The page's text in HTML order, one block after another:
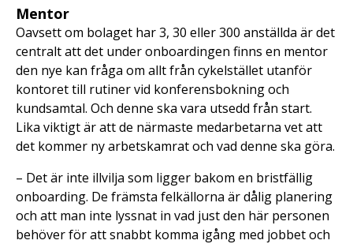
Mentor
Oavsett om bolaget har 3, 30 eller 300 anställda är det
centralt att det under onboardingen finns en mentor
den nye kan fråga om allt från cykelstället utanför
kontoret till rutiner vid konferensbokning och
kundsamtal. Och denne ska vara utsedd från start.
Lika viktigt är att de närmaste medarbetarna vet att
det kommer ny arbetskamrat och vad denne ska göra.
– Det är inte illvilja som ligger bakom en bristfällig
onboarding. De främsta felkällorna är dålig planering
och att man inte lyssnat in vad just den här personen
behöver för att snabbt komma igång med jobbet och